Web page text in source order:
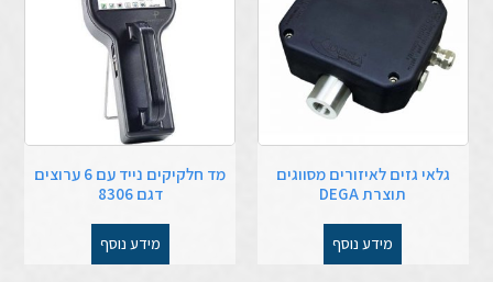
גלאי גזים לאיזורים מסווגים
תוצרת DEGA
מידע נוסף
מד חלקיקים נייד עם 6 ערוצים
דגם 8306
מידע נוסף